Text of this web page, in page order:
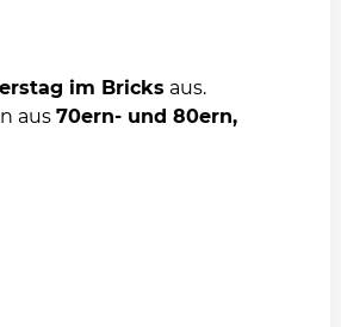
im Bricks aus.
aus 70ern- und 80ern,